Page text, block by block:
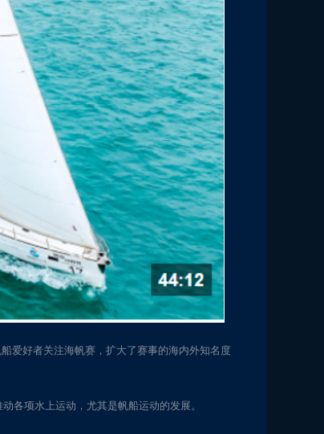
爱好者关注海帆赛，扩大了赛事的海内外知名度
各项水上运动，尤其是帆船运动的发展。